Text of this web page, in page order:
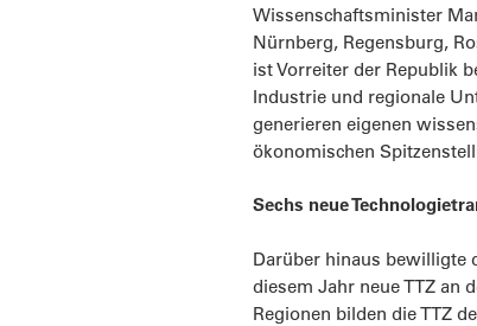
Wissenschaftsminister
Nürnberg, Regensburg,
ist Vorreiter der Republik
Industrie und regionale
generieren eigenen
ökonomischen
Sechs neue
Darüber hinaus bewilligte
diesem Jahr neue TTZ an
Regionen bilden die TTZ